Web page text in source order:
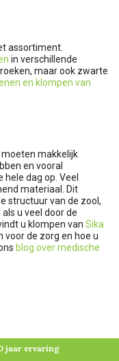
assortiment.
in verschillende
maar ook zwarte
en klompen van
makkelijk
en vooral
dag op. Veel
materiaal. Dit
structuur van de zool,
u veel door de
u klompen van Sika
voor de zorg en hoe u
blog over medische
jaar ervaring